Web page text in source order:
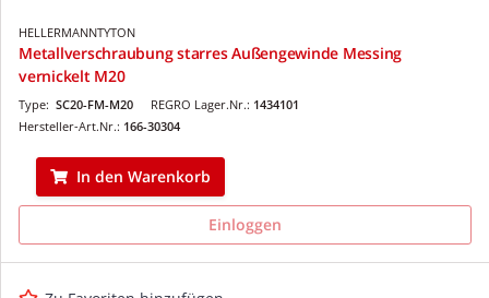
HELLERMANNTYTON
Metallverschraubung starres Außengewinde Messing
vernickelt M20
REGRO Lager.Nr.: 1434101
Type: SC20-FM-M20
Hersteller-Art.Nr.: 166-30304
In den Warenkorb
Einloggen